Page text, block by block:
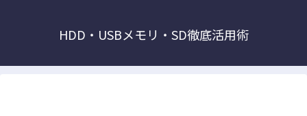
HDD・USBメモリ・SD徹底活用術